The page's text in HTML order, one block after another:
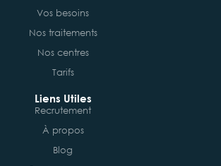
Vos besoins
Nos traitements
Nos centres
Tarifs
Liens Utiles
Recrutement
À propos
Blog